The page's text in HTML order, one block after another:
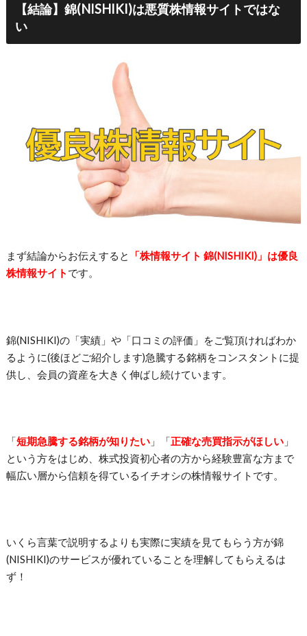
【結論】錦(NISHIKI)は悪質株情報サイトではな
い
まず結論からお伝えすると
「株情報サイト 錦(NISHIKI)」は優良
株情報サイト です。
錦(NISHIKI)の「実績」や「口コミの評価」をご覧頂ければわか
るように(後ほどご紹介します)急騰する銘柄をコンスタントに提
供し、会員の資産を大きく伸ばし続けています。
「短期急騰する銘柄が知りたい」「正確な売買指示がほしい」
という方をはじめ、株式投資初心者の方から経験豊富な方まで
幅広い層から信頼を得ているイチオシの株情報サイトです。
いくら言葉で説明するよりも実際に実績を見てもらう方が錦
(NISHIKI)のサービスが優れていることを理解してもらえるは
ず！